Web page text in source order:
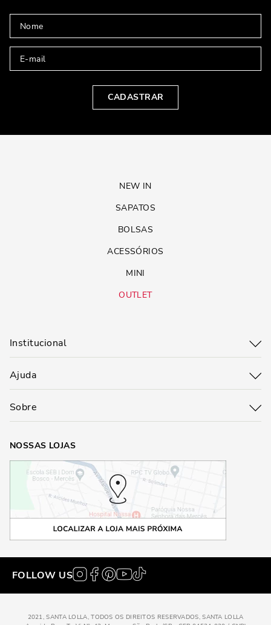
CADASTRAR
NEW IN
SAPATOS
BOLSAS
ACESSÓRIOS
MINI
OUTLET
Institucional
Ajuda
Sobre
NOSSAS LOJAS
FOLLOW US
2021, SANTA LOLLA, TODOS OS DIREITOS RESERVADOS, SANTA LOLLA